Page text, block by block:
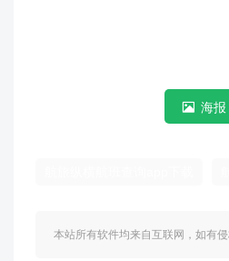
海报
本站所有软件均来自互联网，如有